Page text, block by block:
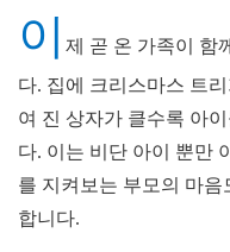
이 제 곧 온 가족이 함
다. 집에 크리스마스 트
여 진 상자가 클수록 아
다. 이는 비단 아이 뿐만
를 지켜보는 부모의 마
합니다.